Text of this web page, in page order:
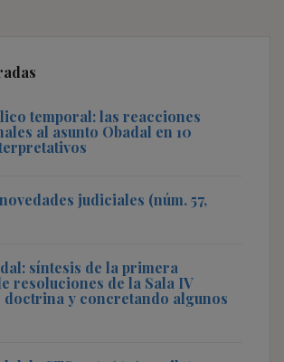
temporal: las reacciones
al asunto Obadal en 10
judiciales (núm. 57,
síntesis de la primera
resoluciones de la Sala IV
y concretando algunos